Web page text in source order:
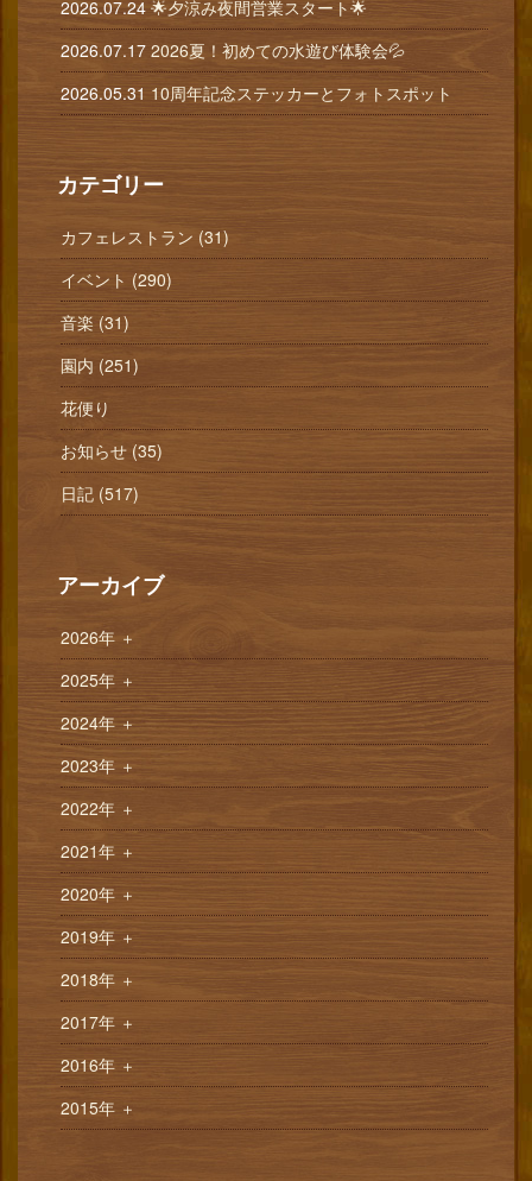
2026.07.24 🌟夕涼み夜間営業スタート🌟
2026.07.17 2026夏！初めての水遊び体験会💦
2026.05.31 10周年記念ステッカーとフォトスポット
カテゴリー
カフェレストラン (31)
イベント (290)
音楽 (31)
園内 (251)
花便り
お知らせ (35)
日記 (517)
アーカイブ
2026年 ＋
2025年 ＋
2024年＋
2023年 ＋
2022年 ＋
2021年 ＋
2020年 ＋
2019年 ＋
2018年 ＋
2017年 ＋
2016年 ＋
2015年 ＋